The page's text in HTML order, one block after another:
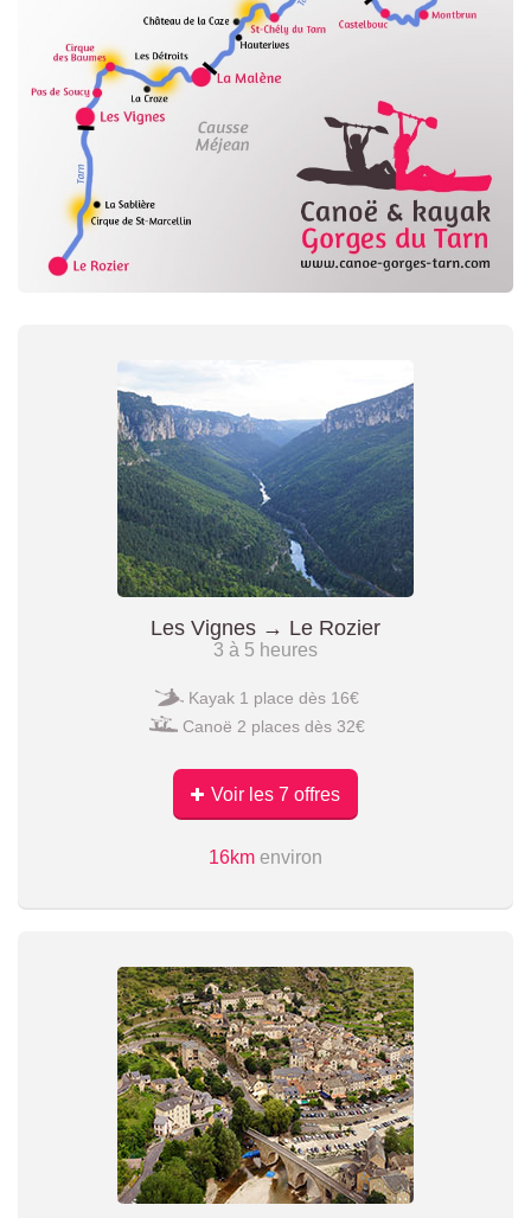
Les Vignes → Le Rozier
3 à 5 heures
Kayak 1 place dès 16€
Canoë 2 places dès 32€
Voir les 7 offres
16km environ